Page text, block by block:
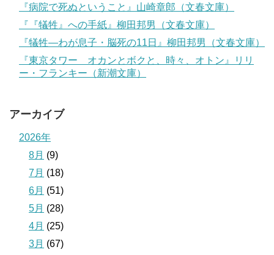
『病院で死ぬということ』山崎章郎（文春文庫）
『『犠牲』への手紙』柳田邦男（文春文庫）
『犠牲―わが息子・脳死の11日』柳田邦男（文春文庫）
『東京タワー オカンとボクと、時々、オトン』リリ
ー・フランキー（新潮文庫）
アーカイブ
2026年
8月 (9)
7月 (18)
6月 (51)
5月 (28)
4月 (25)
3月 (67)